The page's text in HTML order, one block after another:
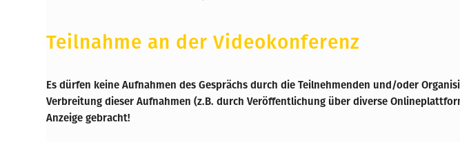
Teilnahme an der Videokonferenz
Es dürfen keine Aufnahmen des Gesprächs durch die Teilnehmenden und/oder
Verbreitung dieser Aufnahmen (z.B. durch Veröffentlichung über diverse
Anzeige gebracht!